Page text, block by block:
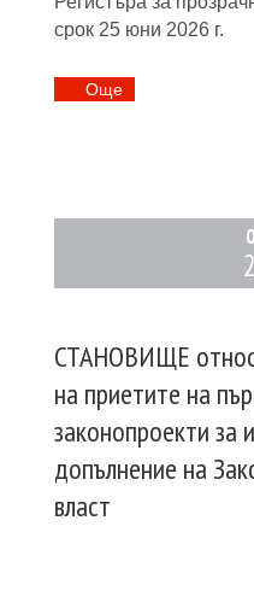
срок 25 юни 2026 г.
Oще
СТАНОВИЩЕ
на приетите на
законопроекти за
допълнение на
власт